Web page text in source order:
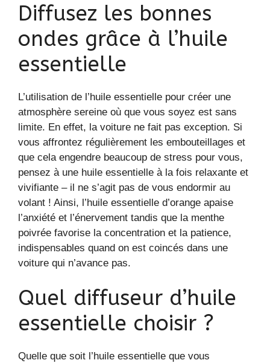
Diffusez les bonnes
ondes grâce à l’huile
essentielle
L’utilisation de l’huile essentielle pour créer une
atmosphère sereine où que vous soyez est sans
limite. En effet, la voiture ne fait pas exception. Si
vous affrontez régulièrement les embouteillages et
que cela engendre beaucoup de stress pour vous,
pensez à une huile essentielle à la fois relaxante et
vivifiante – il ne s’agit pas de vous endormir au
volant ! Ainsi, l’huile essentielle d’orange apaise
l’anxiété et l’énervement tandis que la menthe
poivrée favorise la concentration et la patience,
indispensables quand on est coincés dans une
voiture qui n’avance pas.
Quel diffuseur d’huile
essentielle choisir ?
Quelle que soit l’huile essentielle que vous